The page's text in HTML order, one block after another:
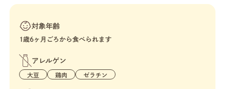
対象年齢
1歳6ヶ月ごろから食べられます
アレルゲン
大豆 鶏肉 ゼラチン